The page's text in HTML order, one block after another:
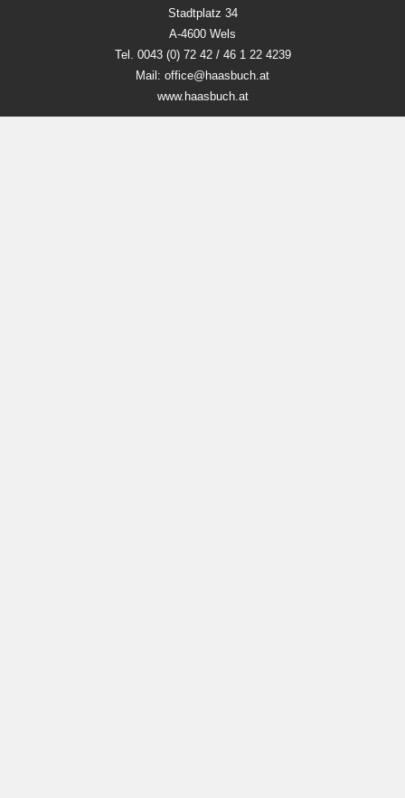
Stadtplatz 34
A-4600 Wels
Tel. 0043 (0) 72 42 / 46 1 22 4239
Mail: office@haasbuch.at
www.haasbuch.at